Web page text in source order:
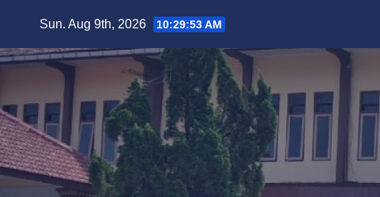
content
Sun. Aug 9th, 2026 10:29:55 AM